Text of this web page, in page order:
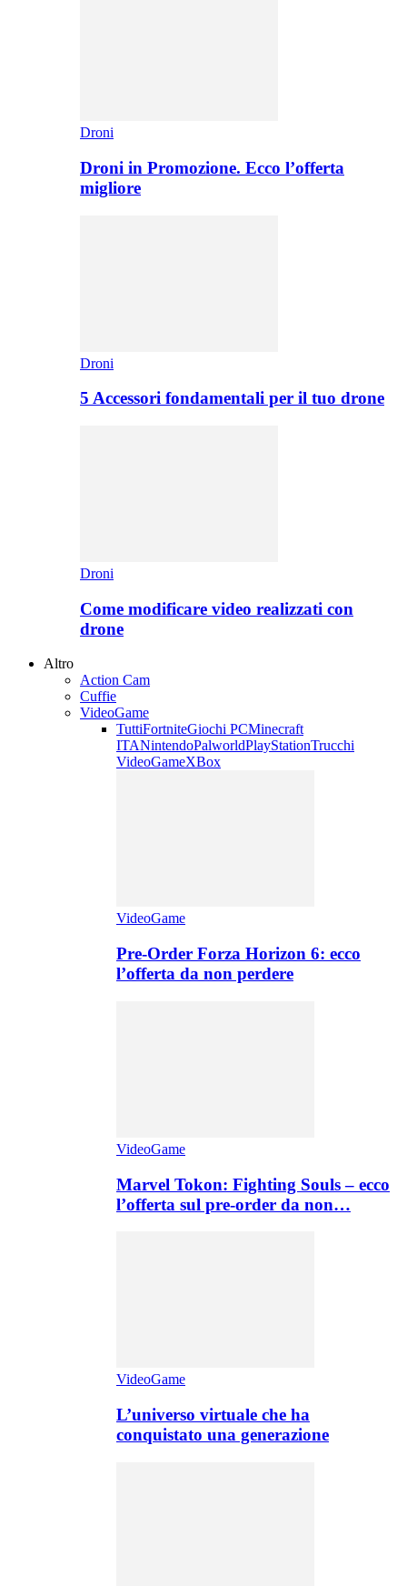
Droni
Droni in Promozione. Ecco l’offerta
migliore
Droni
5 Accessori fondamentali per il tuo drone
Droni
Come modificare video realizzati con
drone
Altro
Action Cam
Cuffie
VideoGame
TuttiFortniteGiochi PCMinecraft
ITANintendoPalworldPlayStationTrucchi
VideoGameXBox
VideoGame
Pre-Order Forza Horizon 6: ecco
l’offerta da non perdere
VideoGame
Marvel Tokon: Fighting Souls – ecco
l’offerta sul pre-order da non…
VideoGame
L’universo virtuale che ha
conquistato una generazione